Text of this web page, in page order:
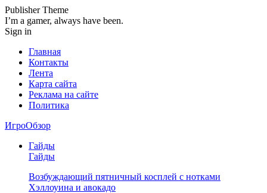
Publisher Theme
I’m a gamer, always have been.
Sign in
Главная
Контакты
Лента
Карта сайта
Реклама на сайте
Политика
ИгроОбзор
Гайды
Гайды
Возбуждающий пятничный косплей с нотками
Хэллоуина и авокадо